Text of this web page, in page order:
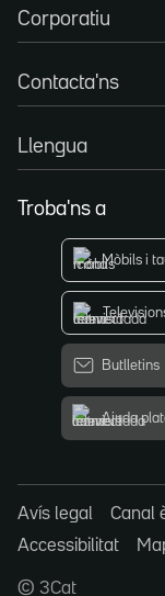
Corporatiu
Contacta'ns
Llengua
Troba'ns a
Mòbils i
Butlletins
Ajuda
Avís legal Canal
Accessibilitat
© 3Cat